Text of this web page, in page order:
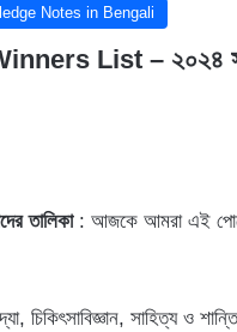
Notes in Bengali
List – ২০২৪ সালের
তালিকা : আজকে আমরা এই
চিকিৎসাবিজ্ঞান, সাহিত্য ও